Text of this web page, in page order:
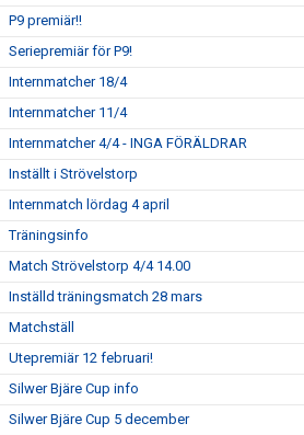
P9 premiär!!
Seriepremiär för P9!
Internmatcher 18/4
Internmatcher 11/4
Internmatcher 4/4 - INGA FÖRÄLDRAR
Inställt i Strövelstorp
Internmatch lördag 4 april
Träningsinfo
Match Strövelstorp 4/4 14.00
Inställd träningsmatch 28 mars
Matchställ
Utepremiär 12 februari!
Silwer Bjäre Cup info
Silwer Bjäre Cup 5 december